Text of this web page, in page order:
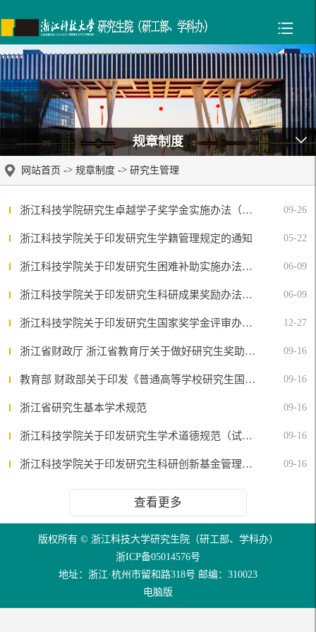
规章制度
网站首页 -> 规章制度 -> 研究生管理
浙江科技学院研究生卓越学子奖学金实施办法（试行） 09-26
浙江科技学院关于印发研究生学籍管理规定的通知 05-22
浙江科技学院关于印发研究生困难补助实施办法（试行）的通知 06-09
浙江科技学院关于印发研究生科研成果奖励办法（试行）的通知 06-09
浙江科技学院关于印发研究生国家奖学金评审办法（试行） 的通知 12-27
浙江省财政厅 浙江省教育厅关于做好研究生奖助工作的通知 09-16
教育部 财政部关于印发《普通高等学校研究生国家奖学金评审办法》的通知 09-16
浙江省研究生基本学术规范 09-16
浙江科技学院关于印发研究生学术道德规范（试行）的通知 09-16
浙江科技学院关于印发研究生科研创新基金管理办法（试行）的通知 09-16
查看更多
版权所有 © 浙江科技大学研究生院（研工部、学科办）
浙ICP备05014576号
地址：浙江·杭州市留和路318号 邮编：310023
电脑版